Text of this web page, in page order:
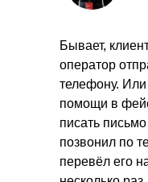
Бывает,
оператор
телефону.
помощи в
писать
позвонил по
перевёл его